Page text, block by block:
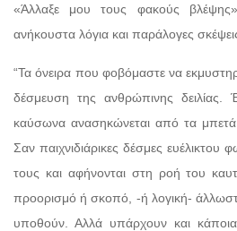
«Άλλαξε μου τους φακούς
ανήκουστα λόγια και παράλογες
“Τα όνειρα που φοβόμαστε να
δέσμευση της ανθρώπινης
καύσωνα ανασηκώνεται από τα
Σαν παιχνιδιάρικες δέσμες ευέλικτου
τους και αφήνονται στη ροή του
προορισμό ή σκοπό, -ή λογική-
υποθούν. Αλλά υπάρχουν και